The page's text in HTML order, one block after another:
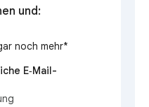
und:
noch mehr*
E‑Mail-